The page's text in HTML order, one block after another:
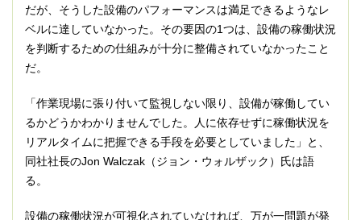
だが、そうした設備のパフォーマンスは満足できるようなレ
ベルに達していなかった。その要因の1つは、設備の稼働状況
を判断するための仕組みが十分に整備されていなかったこと
だ。
「作業現場に張り付いて監視しない限り、設備が稼働してい
るかどうかわかりませんでした。人に依存せずに稼働状況を
リアルタイムに把握できる手段を必要としていました」と、
同社社長のJon Walczak（ジョン・ウォルザック）氏は語
る。
設備の稼働状況が可視化されていなければ、万が一問題が発